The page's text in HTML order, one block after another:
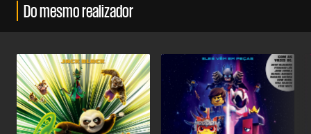
Do mesmo realizador